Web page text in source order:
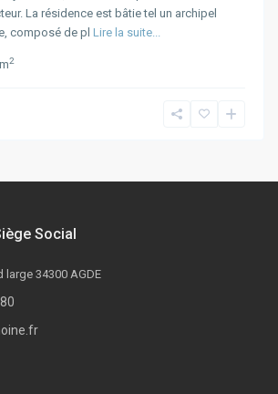
La résidence est bâtie tel un archipel
composé de plLire la suite...
2
Social
large 34300 AGDE